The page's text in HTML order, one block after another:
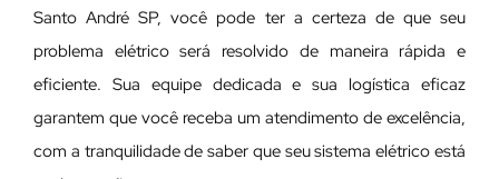
Santo André SP, você pode ter a certeza de que seu
problema elétrico será resolvido de maneira rápida e
eficiente. Sua equipe dedicada e sua logística eficaz
garantem que você receba um atendimento de excelência,
com a tranquilidade de saber que seu sistema elétrico está